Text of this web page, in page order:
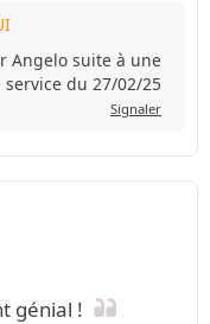
Angelo suite à une
du 27/02/25
Signaler
génial !